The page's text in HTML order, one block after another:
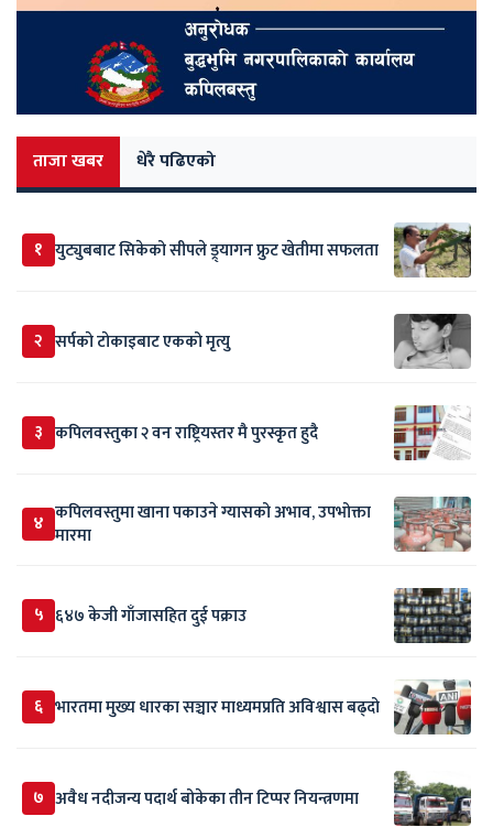
ताजा खबर धेरै पढिएको
१ युट्युबबाट सिकेको सीपले ड्र्यागन फ्रुट खेतीमा सफलता
२ सर्पकाे टाेकाइबाट एकको मृत्यु
३ कपिलवस्तुका २ वन राष्ट्रियस्तर मै पुरस्कृत हुदै
४ कपिलवस्तुमा खाना पकाउने ग्यासको अभाव, उपभोक्ता
मारमा
५ ६४७ केजी गाँजासहित दुई पक्राउ
६ भारतमा मुख्य धारका सञ्चार माध्यमप्रति अविश्वास बढ्दो
७ अवैध नदीजन्य पदार्थ बोकेका तीन टिप्पर नियन्त्रणमा